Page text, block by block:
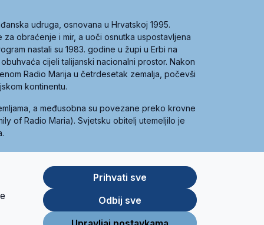
udruga, osnovana u Hrvatskoj 1995.
obraćenje i mir, a uoči osnutka uspostavljena
nastali su 1983. godine u župi u Erbi na
cijeli talijanski nacionalni prostor. Nakon
Radio Marija u četrdesetak zemalja, počevši
kontinentu.
a međusobna su povezane preko krovne
of Radio Maria). Svjetsku obitelj utemeljilo je
Store
Prihvati sve
Odbij sve